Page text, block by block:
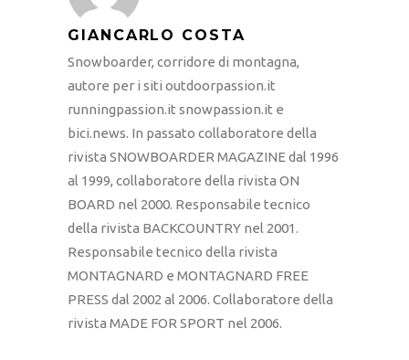
GIANCARLO COSTA
Snowboarder, corridore di montagna,
autore per i siti outdoorpassion.it
runningpassion.it snowpassion.it e
bici.news. In passato collaboratore della
rivista SNOWBOARDER MAGAZINE dal 1996
al 1999, collaboratore della rivista ON
BOARD nel 2000. Responsabile tecnico
della rivista BACKCOUNTRY nel 2001.
Responsabile tecnico della rivista
MONTAGNARD e MONTAGNARD FREE
PRESS dal 2002 al 2006. Collaboratore della
rivista MADE FOR SPORT nel 2006.